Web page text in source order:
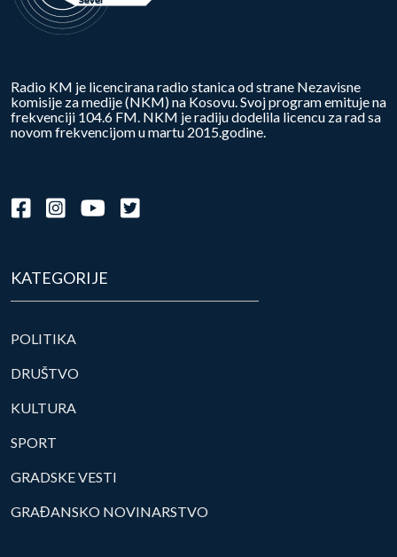
Radio KM je licencirana radio stanica od strane Nezavisne
komisije za medije (NKM) na Kosovu. Svoj program emituje na
frekvenciji 104.6 FM. NKM je radiju dodelila licencu za rad sa
novom frekvencijom u martu 2015.godine.
KATEGORIJE
POLITIKA
DRUŠTVO
KULTURA
SPORT
GRADSKE VESTI
GRAĐANSKO NOVINARSTVO